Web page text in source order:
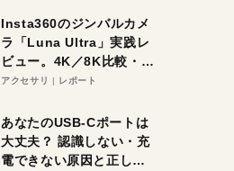
る未来はすぐそこ！
Insta360のジンバルカメ
ラ「Luna Ultra」実践レ
ビュー。4K／8K比較・ズ
ーム・夜間撮影をチェッ
アクセサリ レポート
あなたのUSB-Cポートは
大丈夫？ 認識しない・充
電できない原因と正しい